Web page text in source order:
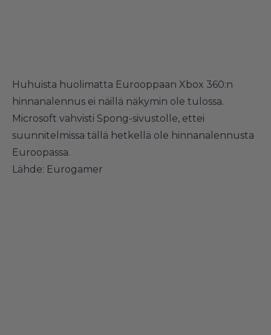
Huhuista huolimatta Eurooppaan Xbox 360:n
hinnanalennus ei näillä näkymin ole tulossa.
Microsoft vahvisti Spong-sivustolle, ettei
suunnitelmissa tällä hetkellä ole hinnanalennusta
Euroopassa.
Lähde: Eurogamer